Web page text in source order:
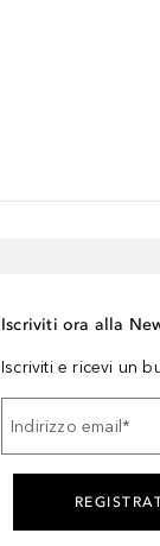
Iscriviti ora alla
Iscriviti e ricevi un
Indirizzo email *